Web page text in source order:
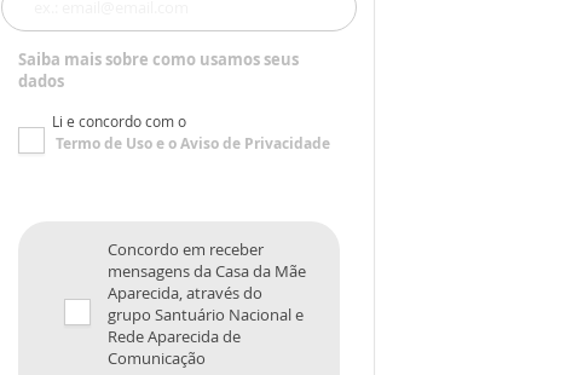
Saiba mais sobre como usamos seus
dados
Li e concordo com o
Termo de Usoe oAviso de Privacidade
Concordo em receber
mensagens da Casa da Mãe
Aparecida, através do
grupo Santuário Nacional e
Rede Aparecida de
Comunicação